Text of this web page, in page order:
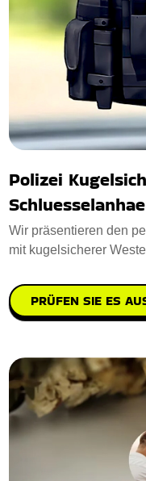
Polizei
Wir präsentieren den
mit kugelsicherer
PRÜFEN SIE ES